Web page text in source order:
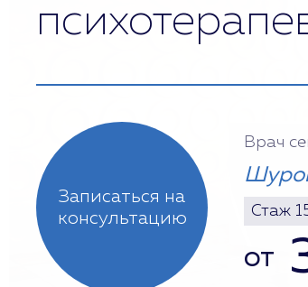
Записаться на
консультацию
Врач
Стаж
от